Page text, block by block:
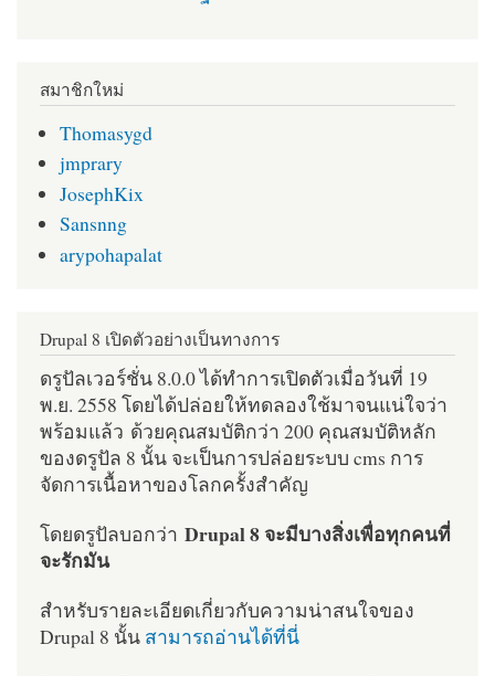
สมาชิกใหม่
Thomasygd
jmprary
JosephKix
Sansnng
arypohapalat
Drupal 8 เปิดตัวอย่างเป็นทางการ
ดรูปัลเวอร์ชั่น 8.0.0 ได้ทำการเปิดตัวเมื่อวันที่ 19
พ.ย. 2558 โดยได้ปล่อยให้ทดลองใช้มาจนแน่ใจว่า
พร้อมแล้ว ด้วยคุณสมบัติกว่า 200 คุณสมบัติหลัก
ของดรูปัล 8 นั้น จะเป็นการปล่อยระบบ cms การ
จัดการเนื้อหาของโลกครั้งสำคัญ
โดยดรูปัลบอกว่า Drupal 8 จะมีบางสิ่งเพื่อทุกคนที่
จะรักมัน
สำหรับรายละเอียดเกี่ยวกับความน่าสนใจของ
Drupal 8 นั้น สามารถอ่านได้ที่นี่